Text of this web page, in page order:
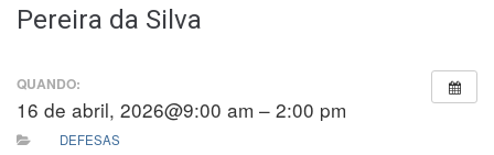
Pereira da Silva
QUANDO:
16 de abril, 2026@9:00 am – 2:00 pm
DEFESAS